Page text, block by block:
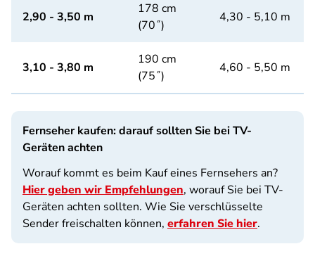
2,90 - 3,50 m
178 cm
(70˝)
4,30 - 5,10 m
3,10 - 3,80 m
190 cm
(75˝)
4,60 - 5,50 m
Fernseher kaufen: darauf sollten Sie bei TV-
Geräten achten
Worauf kommt es beim Kauf eines Fernsehers an?
Hier geben wir Empfehlungen, worauf Sie bei TV-
Geräten achten sollten. Wie Sie verschlüsselte
Sender freischalten können, erfahren Sie hier.